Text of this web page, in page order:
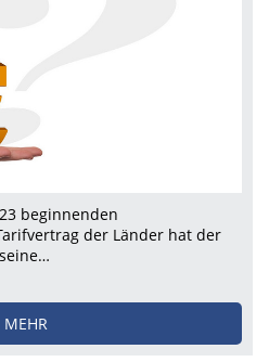
beginnenden
der Länder hat der
MEHR